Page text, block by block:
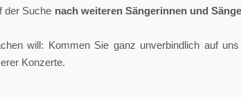
der Suche nach weiteren Sängerinnen und
will: Kommen Sie ganz unverbindlich auf
Konzerte.